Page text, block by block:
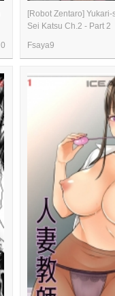
0
[Robot Zentaro]
Sei Katsu Ch.2 - Part 2
Fsaya9